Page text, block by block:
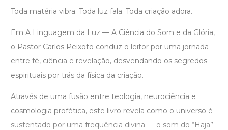
Toda matéria vibra. Toda luz fala. Toda criação adora.
Em A Linguagem da Luz — A Ciência do Som e da Glória,
o Pastor Carlos Peixoto conduz o leitor por uma jornada
entre fé, ciência e revelação, desvendando os segredos
espirituais por trás da física da criação.
Através de uma fusão entre teologia, neurociência e
cosmologia profética, este livro revela como o universo é
sustentado por uma frequência divina — o som do “Haja”